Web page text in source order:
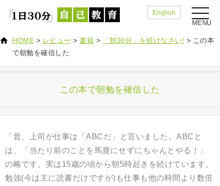
English
HOME > レビュー > 書籍 > 「朝30分」を続けなさい! > この本
で朝勉を確信した
この本で朝勉を確信した
「昔、上司が仕事は「ABCだ」と言いました。ABCと
は、「当たり前のことを馬鹿にせずにちゃんとやる！」
の略です。実は15歳の頃から朝5時起きを続けています。
勉強(今は主に読書だけですが)も仕事も他の時間より数倍